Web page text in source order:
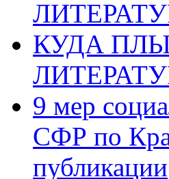
КУДА
9 мер
СФР по
публикации